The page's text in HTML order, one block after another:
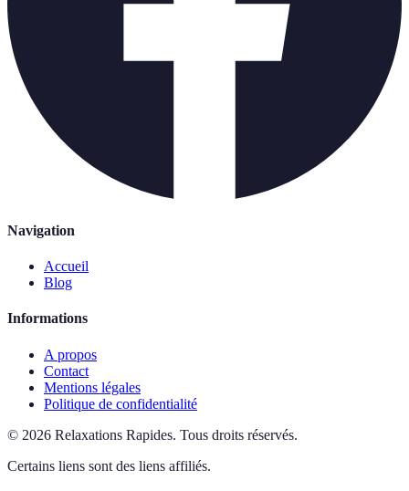
Navigation
Accueil
Blog
Informations
A propos
Contact
Mentions légales
Politique de confidentialité
© 2026 Relaxations Rapides. Tous droits réservés.
Certains liens sont des liens affiliés.